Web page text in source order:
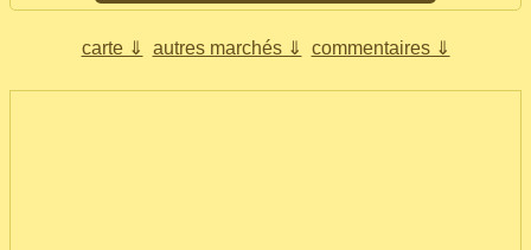
carte ⇓ autres marchés ⇓ commentaires ⇓